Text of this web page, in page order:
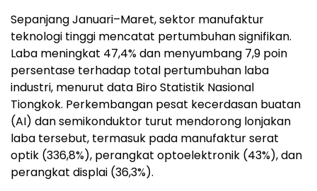
Sepanjang Januari–Maret, sektor manufaktur
teknologi tinggi mencatat pertumbuhan signifikan.
Laba meningkat 47,4% dan menyumbang 7,9 poin
persentase terhadap total pertumbuhan laba
industri, menurut data Biro Statistik Nasional
Tiongkok. Perkembangan pesat kecerdasan buatan
(AI) dan semikonduktor turut mendorong lonjakan
laba tersebut, termasuk pada manufaktur serat
optik (336,8%), perangkat optoelektronik (43%), dan
perangkat displai (36,3%).